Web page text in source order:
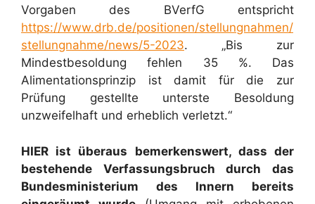
Vorgaben des BVerfG entspricht
https://www.drb.de/positionen/stellungnahmen/
stellungnahme/news/5-2023. „Bis zur
Mindestbesoldung fehlen 35 %. Das
Alimentationsprinzip ist damit für die zur
Prüfung gestellte unterste Besoldung
unzweifelhaft und erheblich verletzt.“
HIER ist überaus bemerkenswert, dass der
bestehende Verfassungsbruch durch das
Bundesministerium des Innern bereits